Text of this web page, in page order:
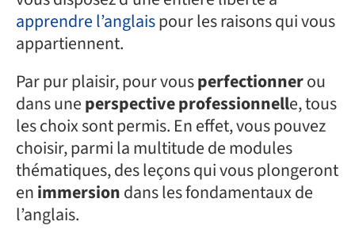
apprendre l’anglaispour les raisons qui vous
appartiennent.
Par pur plaisir, pour vousperfectionnerou
dans uneperspective professionnelle, tous
les choix sont permis. En effet, vous pouvez
choisir, parmi la multitude de modules
thématiques, des leçons qui vous plongeront
enimmersiondans les fondamentaux de
l’anglais.